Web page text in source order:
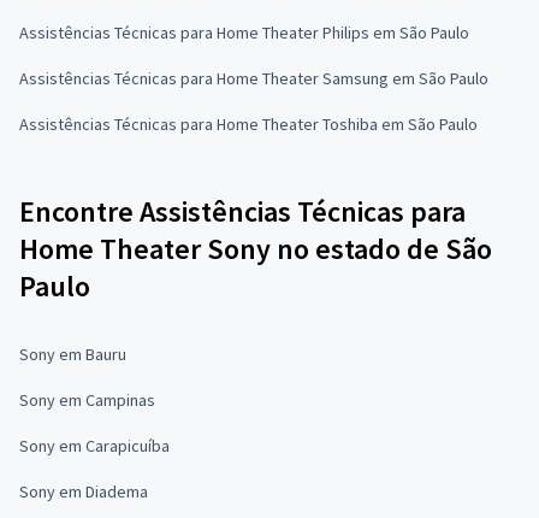
Assistências Técnicas para Home Theater Philips em São Paulo
Assistências Técnicas para Home Theater Samsung em São Paulo
Assistências Técnicas para Home Theater Toshiba em São Paulo
Encontre Assistências Técnicas para
Home Theater Sony no estado de São
Paulo
Sony em Bauru
Sony em Campinas
Sony em Carapicuíba
Sony em Diadema